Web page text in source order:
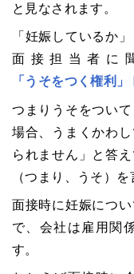
と見なされます。
「妊娠しているか
面接担当者に
「うそをつく権利」
つまりうそをつい
場合、うまくかわ
られません」と答
（つまり、うそ）
面接時に妊娠につ
で、会社は雇用関
す。